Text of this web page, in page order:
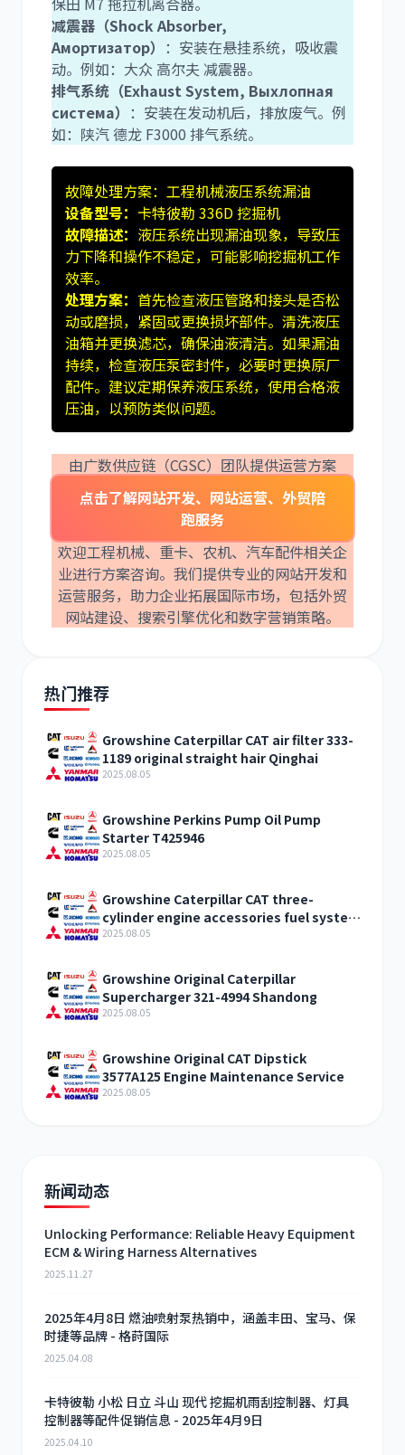
减震器（Shock Absorber,
Амортизатор） ：安装在悬挂系统，吸收震
动。例如：大众 高尔夫 减震器。
排气系统（Exhaust System, Выхлопная
система） ：安装在发动机后，排放废气。例
如：陕汽 德龙 F3000 排气系统。
故障处理方案：工程机械液压系统漏油
设备型号： 卡特彼勒 336D 挖掘机
故障描述： 液压系统出现漏油现象，导致压
力下降和操作不稳定，可能影响挖掘机工作
效率。
处理方案： 首先检查液压管路和接头是否松
动或磨损，紧固或更换损坏部件。清洗液压
油箱并更换滤芯，确保油液清洁。如果漏油
持续，检查液压泵密封件，必要时更换原厂
配件。建议定期保养液压系统，使用合格液
压油，以预防类似问题。
由广数供应链（CGSC）团队提供运营方案
点击了解网站开发、网站运营、外贸陪
跑服务
欢迎工程机械、重卡、农机、汽车配件相关企
业进行方案咨询。我们提供专业的网站开发和
运营服务，助力企业拓展国际市场，包括外贸
网站建设、搜索引擎优化和数字营销策略。
热门推荐
Growshine Caterpillar CAT air filter 333-
1189 original straight hair Qinghai
2025.08.05
Growshine Perkins Pump Oil Pump
Starter T425946
2025.08.05
Growshine Caterpillar CAT three-
cylinder engine accessories fuel system
inquiry
2025.08.05
Growshine Original Caterpillar
Supercharger 321-4994 Shandong
2025.08.05
Growshine Original CAT Dipstick
3577A125 Engine Maintenance Service
2025.08.05
新闻动态
Unlocking Performance: Reliable Heavy Equipment
ECM & Wiring Harness Alternatives
2025.11.27
2025年4月8日 燃油喷射泵热销中，涵盖丰田、宝马、保
时捷等品牌 - 格莳国际
2025.04.08
卡特彼勒 小松 日立 斗山 现代 挖掘机雨刮控制器、灯具
控制器等配件促销信息 - 2025年4月9日
2025.04.10